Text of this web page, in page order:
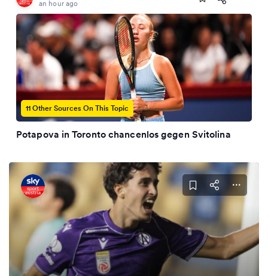
an hour ago
11 Other Sources On This Topic
Potapova in Toronto chancenlos gegen Svitolina